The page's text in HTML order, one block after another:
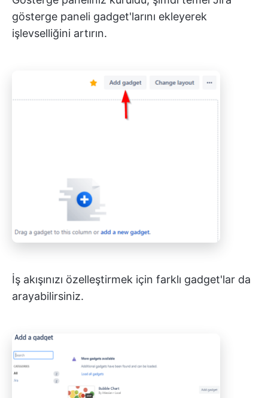
gösterge paneli gadget'larını ekleyerek
işlevselliğini artırın.
İş akışınızı özelleştirmek için farklı gadget'lar da
arayabilirsiniz.